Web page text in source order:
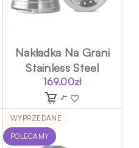
Nakładka Na Grani
Stainless Steel
169.00zł
WYPRZEDANE
POLECAMY